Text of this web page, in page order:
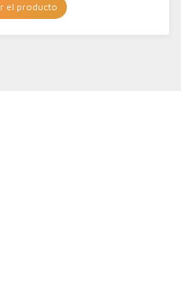
el producto